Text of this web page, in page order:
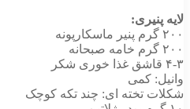
لایه پنیری:
۲۰۰ گرم پنیر ماسکارپونه
۲۰۰ گرم خامه صبحانه
٣-۴ قاشق غذا خوری شکر
وانیل: کمی
شکلات تخته ای: چند تکه کوچک